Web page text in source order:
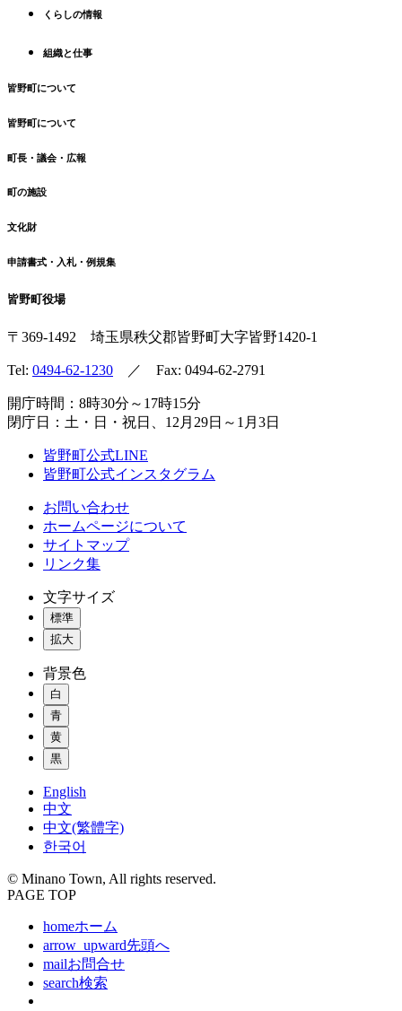
くらしの情報
組織と仕事
皆野町について
皆野町について
町長・議会・広報
町の施設
文化財
申請書式・入札・例規集
皆野町役場
〒369-1492 埼玉県秩父郡皆野町大字皆野1420-1
Tel: 0494-62-1230 ／ Fax: 0494-62-2791
開庁時間：8時30分～17時15分
閉庁日：土・日・祝日、12月29日～1月3日
皆野町公式LINE
皆野町公式インスタグラム
お問い合わせ
ホームページについて
サイトマップ
リンク集
文字サイズ
標準
拡大
背景色
白
青
黄
黒
English
中文
中文(繁體字)
한국어
© Minano Town, All rights reserved.
PAGE TOP
homeホーム
arrow_upward先頭へ
mailお問合せ
search検索